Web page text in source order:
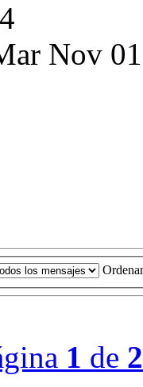
Nov
1 de 2